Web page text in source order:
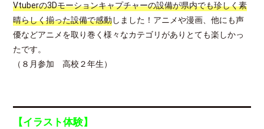
Vtuberの3Dモーションキャプチャーの設備が県内でも珍しく素
晴らしく揃った設備で感動しました！アニメや漫画、他にも声
優などアニメを取り巻く様々なカテゴリがありとても楽しかっ
たです。
（８月参加 高校２年生）
【イラスト体験】